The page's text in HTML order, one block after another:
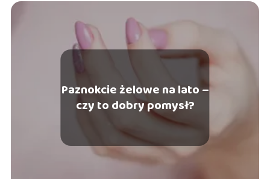
Paznokcie żelowe na lato –
czy to dobry pomysł?